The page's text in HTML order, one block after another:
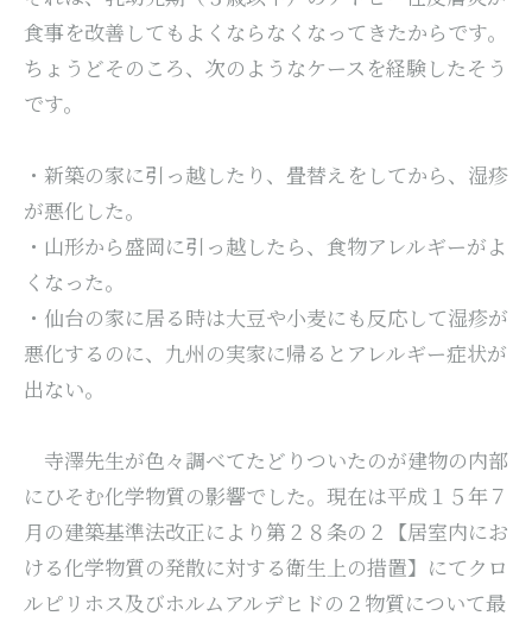
食事を改善してもよくならなくなってきたからです。
ちょうどそのころ、次のようなケースを経験したそう
です。
・新築の家に引っ越したり、畳替えをしてから、湿疹
が悪化した。
・山形から盛岡に引っ越したら、食物アレルギーがよ
くなった。
・仙台の家に居る時は大豆や小麦にも反応して湿疹が
悪化するのに、九州の実家に帰るとアレルギー症状が
出ない。
寺澤先生が色々調べてたどりついたのが建物の内部
にひそむ化学物質の影響でした。現在は平成１５年７
月の建築基準法改正により第２８条の２【居室内にお
ける化学物質の発散に対する衛生上の措置】にてクロ
ルピリホス及びホルムアルデヒドの２物質について最